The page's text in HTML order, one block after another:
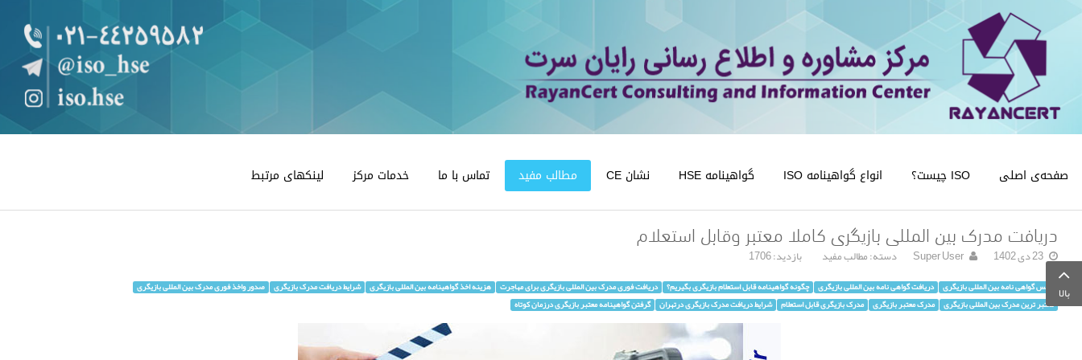
صفحه‌ی اصلی ISO چیست؟ انواع گواهینامه ISO گواهینامه HSE نشان CE مطالب مفید تماس با ما خدمات مرکز لینکهای مرتبط
دریافت مدرک بین المللی بازیگری کاملا معتبر وقابل استعلام
23 دی 1402 Super User دسته:مطالب مفید بازدید: 1706
عکس گواهی نامه بین المللی بازیگری دریافت گواهی نامه بین المللی بازیگری چگونه گواهینامه قابل استعلام بازیگری بگیریم؟ دریافت فوری مدرک بین المللی بازیگری برای مهاجرت هزینه اخذ گواهینامه بین المللی بازیگری شرایط دریافت مدرک بازیگری صدور واخذ فوری مدرک بین المللی بازیگری
گرفتن گواهینامه معتبر بازیگری درزمان کوتاه شرایط دریافت مدرک بازیگری درتهران مدرک بازیگری قابل استعلام مدرک معتبر بازیگری معتبر ترین مدرک بین المللی بازیگری
بالا